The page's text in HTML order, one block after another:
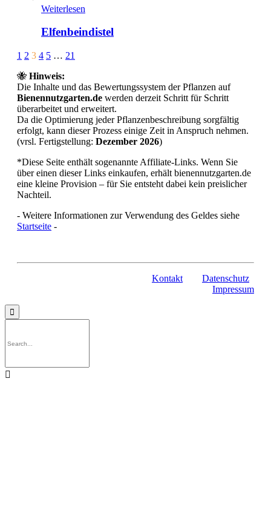
Weiterlesen
Elfenbeindistel
Page
of
21
Prev
1 2 3 4 5 … 21
🐝 Hinweis:
Die Inhalte und das Bewertungssystem der Pflanzen auf
Bienennutzgarten.de werden derzeit Schritt für Schritt
überarbeitet und erweitert.
Da die Optimierung jeder Pflanzenbeschreibung sorgfältig
erfolgt, kann dieser Prozess einige Zeit in Anspruch nehmen.
(vrsl. Fertigstellung: Dezember 2026)
*Diese Seite enthält sogenannte Affiliate-Links. Wenn Sie
über einen dieser Links einkaufen, erhält bienennutzgarten.de
eine kleine Provision – für Sie entsteht dabei kein preislicher
Nachteil.
- Weitere Informationen zur Verwendung des Geldes siehe
Startseite -
Kontakt
Datenschutz
Impressum

